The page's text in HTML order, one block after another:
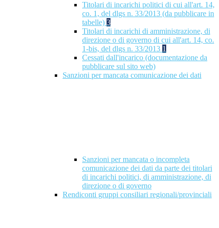
Titolari di incarichi politici di cui all'art. 14,
co. 1, del dlgs n. 33/2013 (da pubblicare in
tabelle) 3
Titolari di incarichi di amministrazione, di
direzione o di governo di cui all'art. 14, co.
1-bis, del dlgs n. 33/2013 1
Cessati dall'incarico (documentazione da
pubblicare sul sito web)
Sanzioni per mancata comunicazione dei dati
Sanzioni per mancata o incompleta
comunicazione dei dati da parte dei titolari
di incarichi politici, di amministrazione, di
direzione o di governo
Rendiconti gruppi consiliari regionali/provinciali